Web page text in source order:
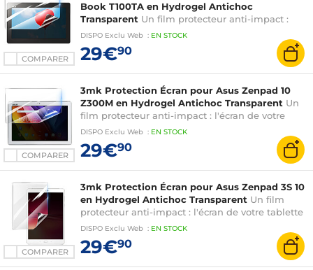
COMPARER
Book T100TA en Hydrogel Antichoc
Transparent Un film protecteur anti-impact :
l'écran de votre tablette est renforcé jusqu'à
DISPO Exclu Web : EN STOCK
29€90
COMPARER
3mk Protection Écran pour Asus Zenpad 10
Z300M en Hydrogel Antichoc Transparent Un
film protecteur anti-impact : l'écran de votre
tablette est renforcé jusqu'à 300%
DISPO Exclu Web : EN STOCK
29€90
COMPARER
3mk Protection Écran pour Asus Zenpad 3S 10
en Hydrogel Antichoc Transparent Un film
protecteur anti-impact : l'écran de votre tablette
est renforcé jusqu'à 300%
DISPO Exclu Web : EN STOCK
29€90